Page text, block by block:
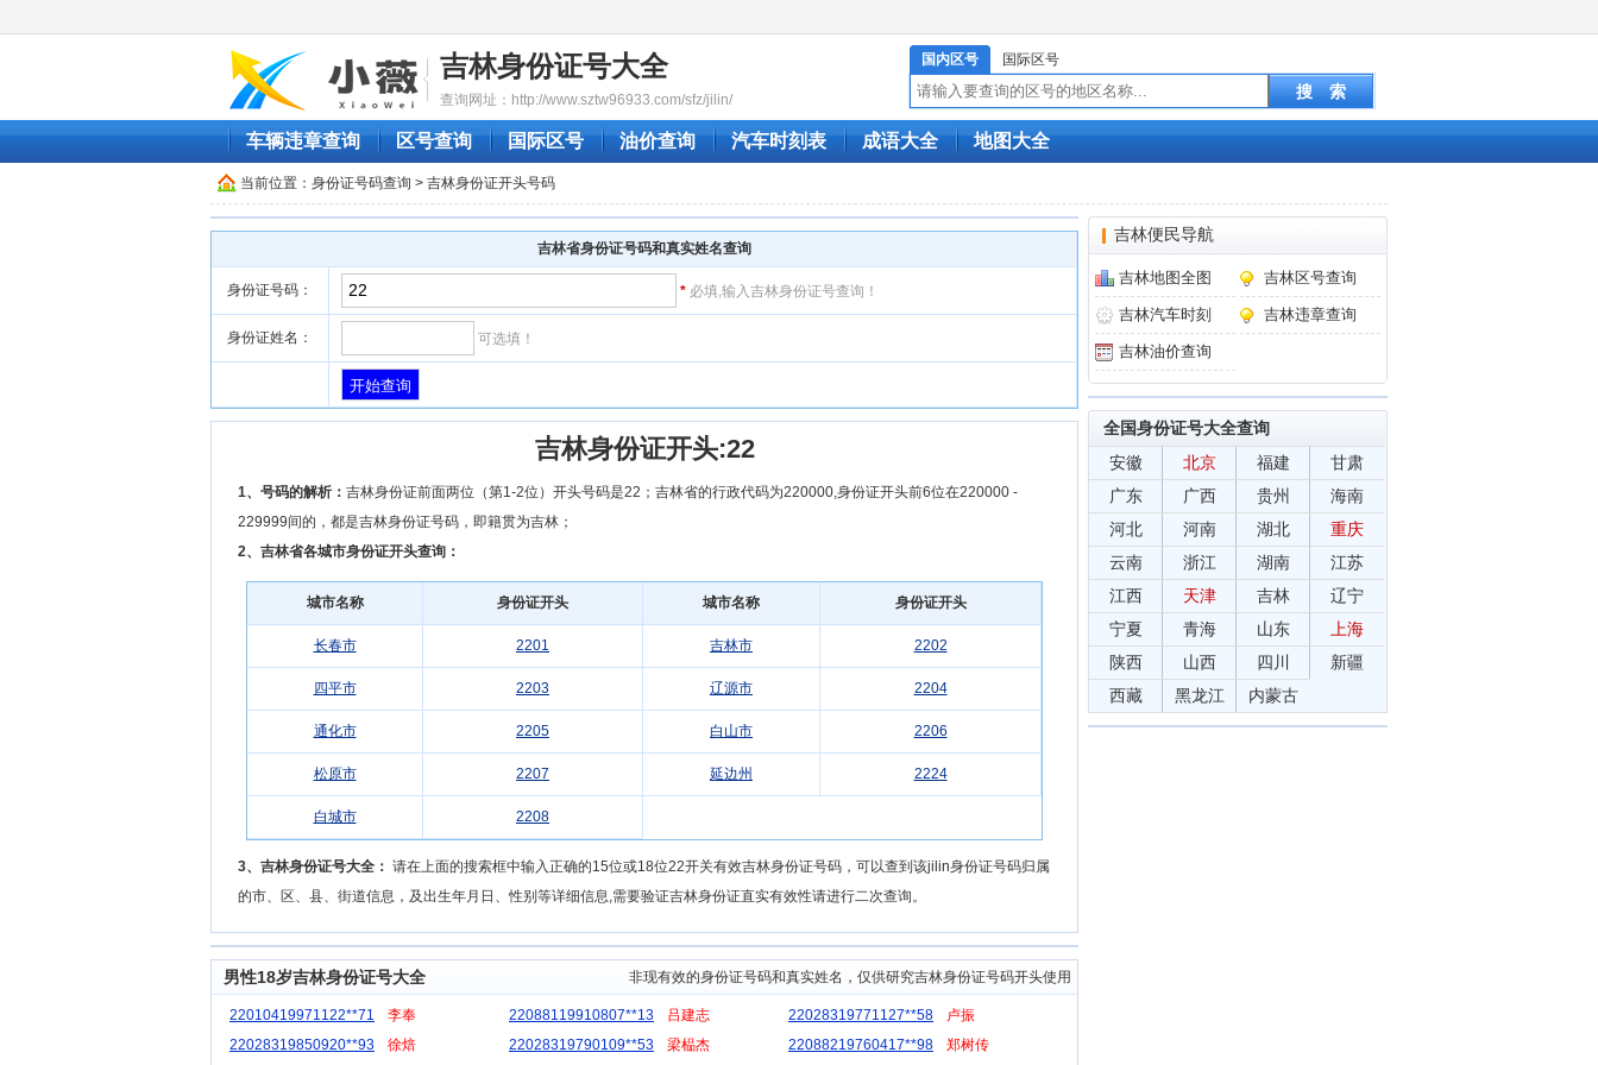
吉林身份证号大全
查询网址：http://www.sztw96933.com/sfz/jilin/
国内区号 国际区号
车辆违章查询 区号查询 国际区号 油价查询 汽车时刻表 成语大全 地图大全
当前位置： 身份证号码查询 > 吉林身份证开头号码
吉林省身份证号码和真实姓名查询
身份证号码： * 必填,输入吉林身份证号查询！
身份证姓名： 可选填！
吉林身份证开头:22
1、号码的解析： 吉林身份证前面两位（第1-2位）开头号码是22；吉林省的行政代码为220000,身份证开头前6位在220000 -
229999间的，都是吉林身份证号码，即籍贯为吉林；
2、吉林省各城市身份证开头查询：
城市名称 身份证开头 城市名称 身份证开头
长春市 2201 吉林市 2202
四平市 2203 辽源市 2204
通化市 2205 白山市 2206
松原市 2207 延边州 2224
白城市 2208
3、吉林身份证号大全： 请在上面的搜索框中输入正确的15位或18位22开关有效吉林身份证号码，可以查到该jilin身份证号码归属
的市、区、县、街道信息，及出生年月日、性别等详细信息,需要验证吉林身份证直实有效性请进行二次查询。
男性18岁吉林身份证号大全 非现有效的身份证号码和真实姓名，仅供研究吉林身份证号码开头使用
22010419971122**71 李奉 22088119910807**13 吕建志 22028319771127**58
卢振
22028319850920**93
徐焙 22028319790109**53 梁榀杰 22088219760417**98 郑树传
吉林便民导航
吉林地图全图 吉林区号查询
吉林汽车时刻 吉林违章查询
吉林油价查询
全国身份证号大全查询
安徽
北京 福建
甘肃
广东
广西 贵州
海南
河北
河南 湖北
重庆
云南
浙江 湖南
江苏
江西
天津 吉林
辽宁
宁夏
青海 山东
上海
陕西
山西 四川
新疆
西藏
黑龙江 内蒙古